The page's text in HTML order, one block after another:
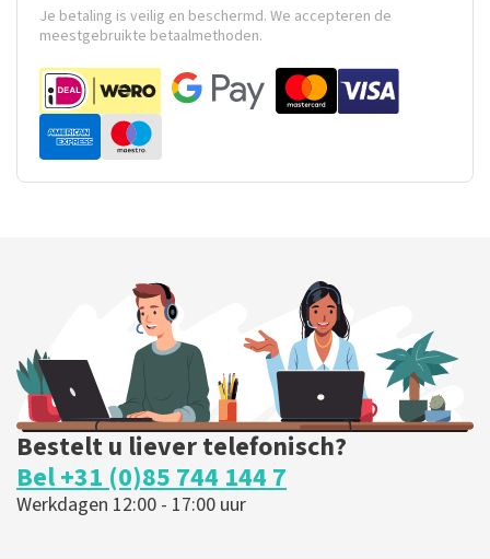
Je betaling is veilig en beschermd. We accepteren de
meestgebruikte betaalmethoden.
Bestelt u liever telefonisch?
Bel +31 (0)85 744 144 7
Werkdagen 12:00 - 17:00 uur